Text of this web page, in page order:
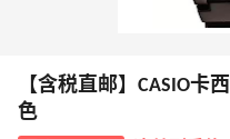
【含税直邮】CASIO卡
色